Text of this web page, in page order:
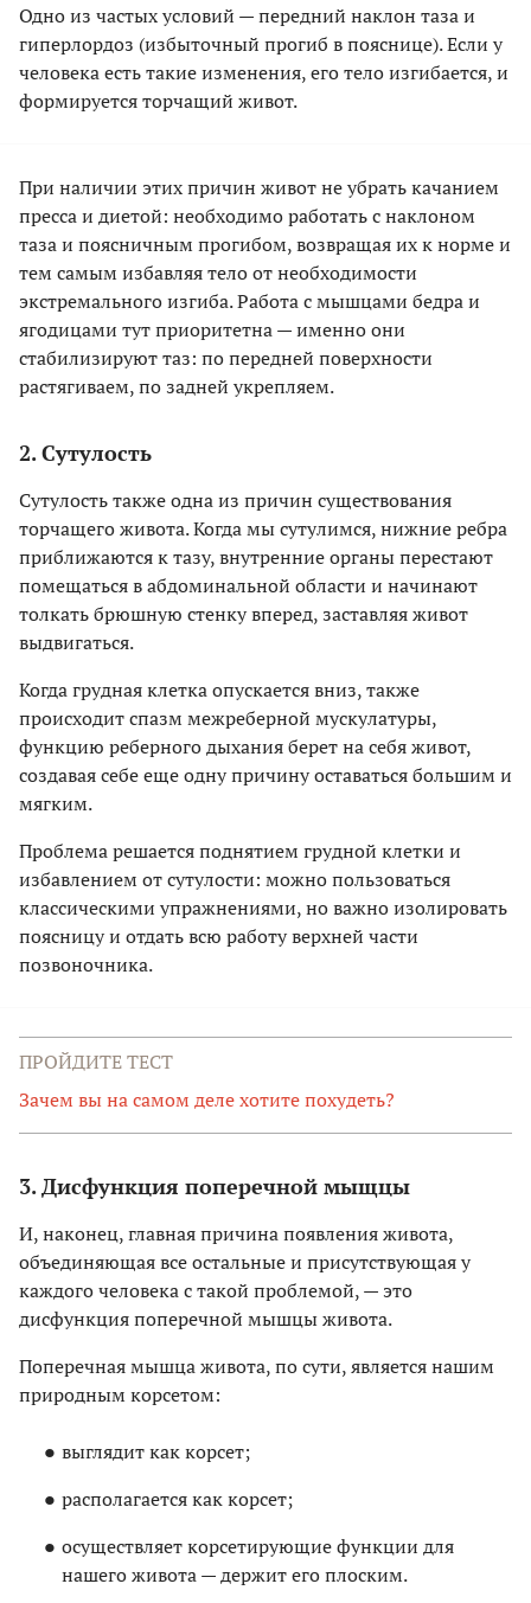
Одно из частых условий — передний наклон таза и
гиперлордоз (избыточный прогиб в пояснице). Если у
человека есть такие изменения, его тело изгибается, и
формируется торчащий живот.
При наличии этих причин живот не убрать качанием
пресса и диетой: необходимо работать с наклоном
таза и поясничным прогибом, возвращая их к норме и
тем самым избавляя тело от необходимости
экстремального изгиба. Работа с мышцами бедра и
ягодицами тут приоритетна — именно они
стабилизируют таз: по передней поверхности
растягиваем, по задней укрепляем.
2. Сутулость
Сутулость также одна из причин существования
торчащего живота. Когда мы сутулимся, нижние ребра
приближаются к тазу, внутренние органы перестают
помещаться в абдоминальной области и начинают
толкать брюшную стенку вперед, заставляя живот
выдвигаться.
Когда грудная клетка опускается вниз, также
происходит спазм межреберной мускулатуры,
функцию реберного дыхания берет на себя живот,
создавая себе еще одну причину оставаться большим и
мягким.
Проблема решается поднятием грудной клетки и
избавлением от сутулости: можно пользоваться
классическими упражнениями, но важно изолировать
поясницу и отдать всю работу верхней части
позвоночника.
ПРОЙДИТЕ ТЕСТ
Зачем вы на самом деле хотите похудеть?
3. Дисфункция поперечной мыщцы
И, наконец, главная причина появления живота,
объединяющая все остальные и присутствующая у
каждого человека с такой проблемой, — это
дисфункция поперечной мышцы живота.
Поперечная мышца живота, по сути, является нашим
природным корсетом:
выглядит как корсет;
располагается как корсет;
осуществляет корсетирующие функции для
нашего живота — держит его плоским.